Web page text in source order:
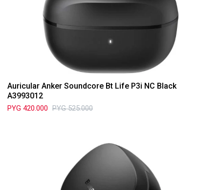
Auricular Anker Soundcore Bt Life P3i NC Black
A3993012
PYG 420.000 PYG 525.000